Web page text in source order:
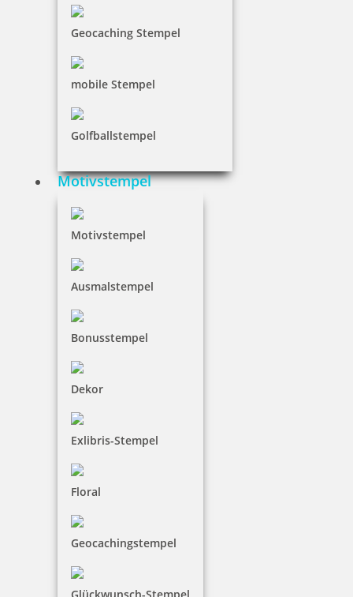
Geocaching Stempel
mobile Stempel
Golfballstempel
Motivstempel
Motivstempel
Ausmalstempel
Bonusstempel
Dekor
Exlibris-Stempel
Floral
Geocachingstempel